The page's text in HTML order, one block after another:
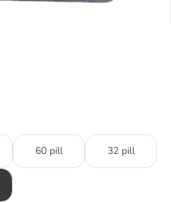
60 pill 32 pill